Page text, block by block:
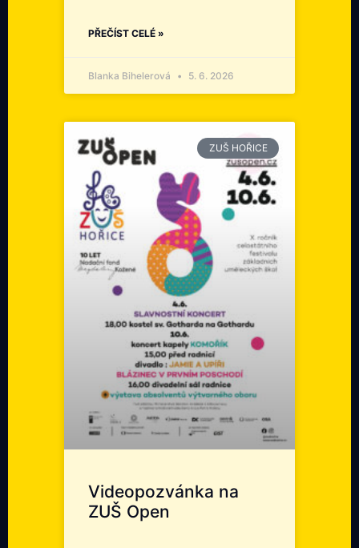
PŘEČÍST CELÉ »
Blanka Bihelerová 5. 6. 2026
ZUŠ HOŘICE
Videopozvánka na
ZUŠ Open